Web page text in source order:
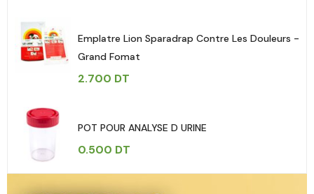
Emplatre Lion Sparadrap Contre Les Douleurs -
Grand Fomat
2.700 DT
POT POUR ANALYSE D URINE
0.500 DT